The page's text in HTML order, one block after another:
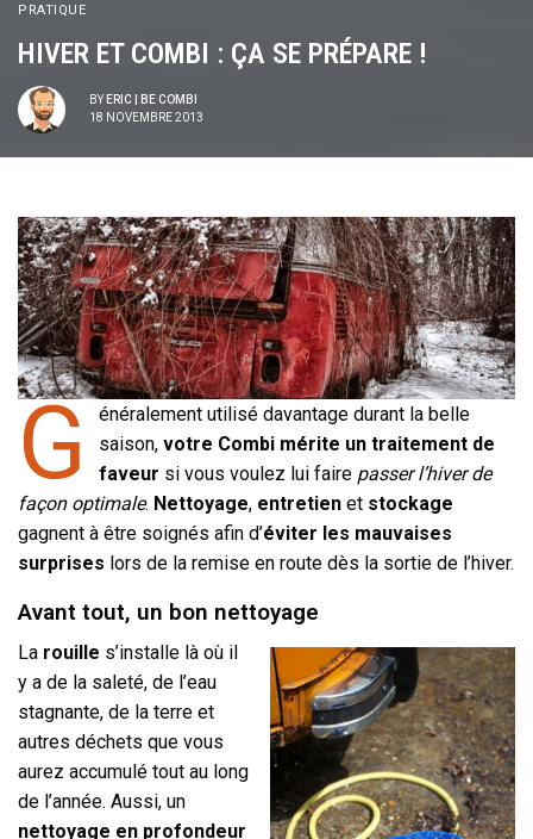
PRATIQUE
HIVER ET COMBI : ÇA SE PRÉPARE !
BY ERIC | BE COMBI
18 NOVEMBRE 2013
G
énéralement utilisé davantage durant la belle
saison,votre Combi mérite un traitement de
faveur si vous voulez lui faire passer l’hiver de
façon optimale. Nettoyage, entretien et stockage
gagnent à être soignés afin d’éviter les mauvaises
surprises lors de la remise en route dès la sortie de l’hiver.
Avant tout, un bon nettoyage
La rouille s’installe là où il
y a de la saleté, de l’eau
stagnante, de la terre et
autres déchets que vous
aurez accumulé tout au long
de l’année. Aussi, un
nettoyage en profondeur